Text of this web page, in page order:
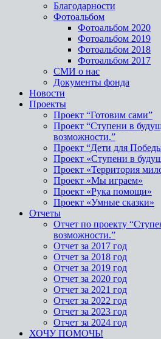
Благодарности
Фотоальбом
Фотоальбом 2020
Фотоальбом 2019
Фотоальбом 2018
Фотоальбом 2017
СМИ о нас
Документы фонда
Новости
Проекты
Проект “Готовим сами”
Проект “Ступени в
возможности.”
Проект “Дети для
Проект «Ступени в
Проект «Территория
Проект «Мы играем»
Проект «Рука помощи»
Проект «Умные сказки»
Отчеты
Отчет по проекту
возможности.”
Отчет за 2017 год
Отчет за 2018 год
Отчет за 2019 год
Отчет за 2020 год
Отчет за 2021 год
Отчет за 2022 год
Отчет за 2023 год
Отчет за 2024 год
ХОЧУ ПОМОЧЬ!